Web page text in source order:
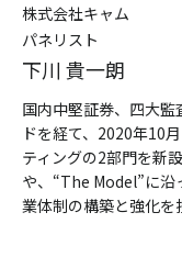
株式会社キャム
パネリスト
下川 貴一朗
国内中堅証券、四大監
ドを経て、2020年10
ティングの2部門を新
や、“The Model”に沿
業体制の構築と強化を